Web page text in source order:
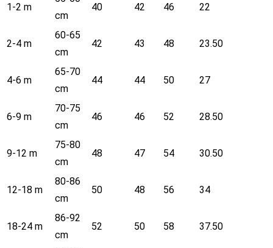
1-2 m
cm
40 42 46 22
2-4 m
60-65
cm
42 43 48 23.50
4-6 m
65-70
cm
44 44 50 27
6-9 m
70-75
cm
46 46 52 28.50
9-12 m
75-80
cm
48 47 54 30.50
12-18 m
80-86
cm
50 48 56 34
18-24 m
86-92
cm
52 50 58 37.50